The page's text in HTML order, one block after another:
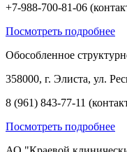
+7-988-700-81-06
Посмотреть подробнее
Обособленное
358000, г. Элиста, ул.
8 (961) 843-77-11
Посмотреть подробнее